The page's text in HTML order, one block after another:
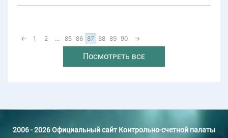
← 1 2 ... 85 86 87 88 89 90 →
Посмотреть все
2006 - 2026 Официальный сайт Контрольно-счетной палаты